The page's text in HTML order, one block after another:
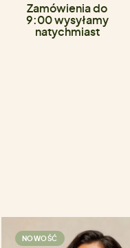
Zamówienia do
9:00 wysyłamy
natychmiast
NOWOŚĆ